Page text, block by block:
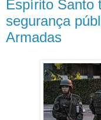
Espírito Santo
segurança
Armadas